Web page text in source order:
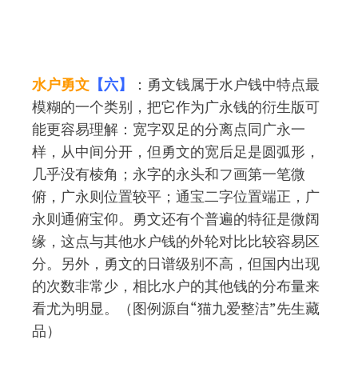
水户勇文 【六】
：勇文钱属于水户钱中特点最
模糊的一个类别，把它作为广永钱的衍生版可
能更容易理解：宽字双足的分离点同广永一
样，从中间分开，但勇文的宽后足是圆弧形，
几乎没有棱角；永字的永头和フ画第一笔微
俯，广永则位置较平；通宝二字位置端正，广
永则通俯宝仰。勇文还有个普遍的特征是微阔
缘，这点与其他水户钱的外轮对比比较容易区
分。另外，勇文的日谱级别不高，但国内出现
的次数非常少，相比水户的其他钱的分布量来
看尤为明显。（图例源自“猫九爱整洁”先生藏
品）